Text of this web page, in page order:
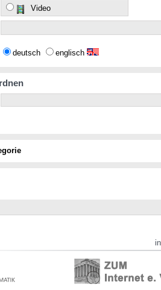
Video
deutsch englisch